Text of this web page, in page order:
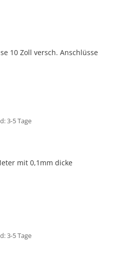
10 Zoll versch. Anschlüsse
3-5 Tage
mit 0,1mm dicke
3-5 Tage